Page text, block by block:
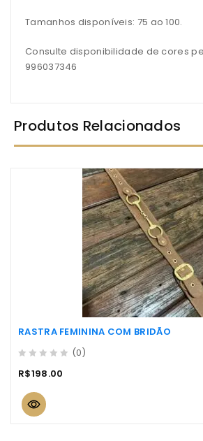
Tamanhos disponíveis: 75 ao 100.
Consulte disponibilidade de cores
996037346
Produtos Relacionados
RASTRA FEMININA COM BRIDÃO
out
5
(0)
R$198.00